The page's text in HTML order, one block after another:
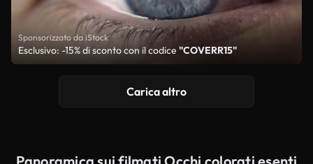
Sponsorizzato da iStock
Esclusivo: -15% di sconto con il codice "COVERR15"
Carica altro